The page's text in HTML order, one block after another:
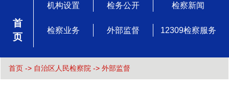
首 页
机构设置 检务公开 检察新闻
检察业务 外部监督 12309检察服务
首页-> 自治区人民检察院 -> 外部监督